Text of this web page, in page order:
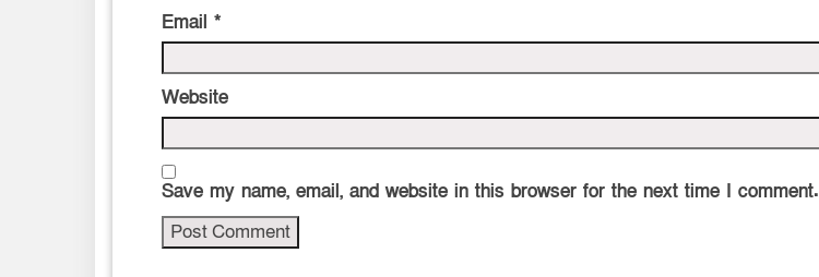
Email *
Website
Save my name, email, and website in this browser for the next time I comment.